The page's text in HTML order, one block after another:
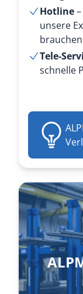
Hotline
unsere
Tele-
schnelle